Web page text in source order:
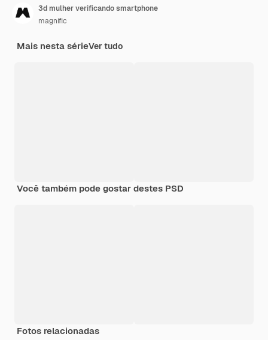
3d mulher verificando smartphone
magnific
Mais nesta sérieVer tudo
Você também pode gostar destes PSD
Fotos relacionadas